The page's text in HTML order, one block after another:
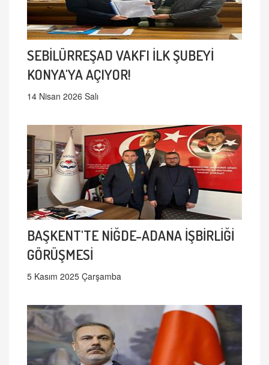
SEBİLÜRREŞAD VAKFI İLK ŞUBEYİ
KONYA'YA AÇIYOR!
14 Nisan 2026 Salı
BAŞKENT'TE NİĞDE-ADANA İŞBİRLİĞİ
GÖRÜŞMESİ
5 Kasım 2025 Çarşamba